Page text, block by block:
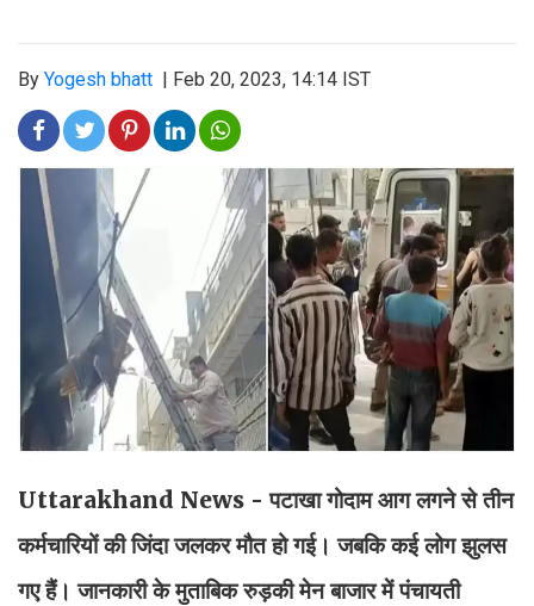
By Yogesh bhatt Feb 20, 2023, 14:14 IST
Uttarakhand News - पटाखा गोदाम आग लगने से तीन
कर्मचारियों की जिंदा जलकर मौत हो गई। जबकि कई लोग झुलस
गए हैं। जानकारी के मुताबिक रुड़की मेन बाजार में पंचायती